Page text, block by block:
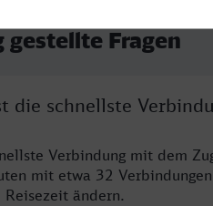
gestellte Fragen
die schnellste
Verbindung mit dem
mit etwa 32
Reisezeit ändern.